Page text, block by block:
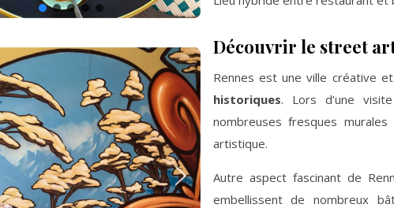
Découvrir le street
Rennes est une ville créative
historiques. Lors d’une
nombreuses fresques
artistique.
Autre aspect fascinant de
embellissent de nombreux